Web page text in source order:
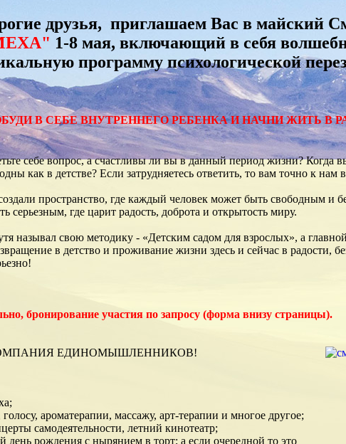
друзья, приглашаем Вас в майский
1-8 мая, включающий в себя
программу психологической
В СЕБЕ ВНУТРЕННЕГО РЕБЕНКА И НАЧНИ ЖИТЬ В
себе вопрос, а счастливы ли вы в данный период жизни? Когда
как в детстве? Если затрудняетесь ответить, то вам точно к нам
пространство, где каждый человек может быть свободным и
серьезным, где царит радость, доброта и открытость миру.
называл свою методику - «Детским садом для взрослых», а
в детство и проживание жизни здесь и сейчас в радости,
бронирование участия по запросу (форма внизу страницы).
ЕДИНОМЫШЛЕННИКОВ!
ароматерапии, массажу, арт-терапии и многое другое;
самодеятельности, летний кинотеатр;
день рождения с нырянием в торт; а если очередной то это